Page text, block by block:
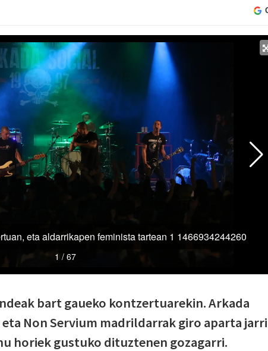
bart gaueko kontzertuarekin. Arkada
Non Servium madrildarrak giro aparta jarri
horiek gustuko dituztenen gozagarri.